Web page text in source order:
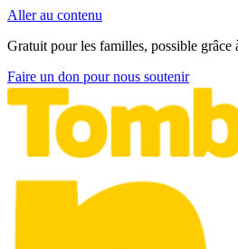
Aller au contenu
Gratuit pour les familles, possible grâce
Faire un don pour nous soutenir